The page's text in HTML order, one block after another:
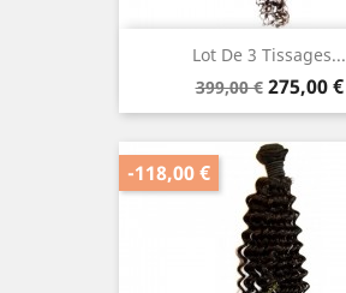
Lot De 3 Tissages...
Prix
de
399,00 € Prix
275,00 €
-118,00 €